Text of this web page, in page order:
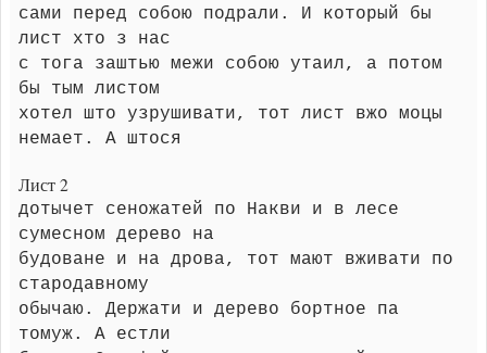
сами перед собою подрали. И который бы
лист хто з нас
с тога заштью межи собою утаил, а потом
бы тым листом
хотел што узрушивати, тот лист вжо моцы
немает. А штося
Лист 2
дотычет сеножатей по Накви и в лесе
сумесном дерево на
будоване и на дрова, тот мают вживати по
стародавному
обычаю. Держати и дерево бортное па
томуж. А естли